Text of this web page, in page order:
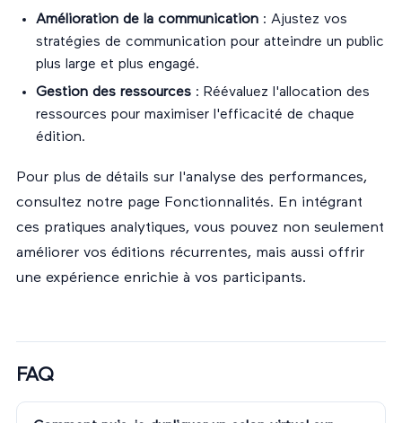
Amélioration de la communication : Ajustez vos
stratégies de communication pour atteindre un public
plus large et plus engagé.
Gestion des ressources : Réévaluez l'allocation des
ressources pour maximiser l'efficacité de chaque
édition.
Pour plus de détails sur l'analyse des performances,
consultez notre page Fonctionnalités. En intégrant
ces pratiques analytiques, vous pouvez non seulement
améliorer vos éditions récurrentes, mais aussi offrir
une expérience enrichie à vos participants.
FAQ